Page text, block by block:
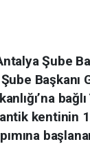
Şube
Başkanı
kentinin